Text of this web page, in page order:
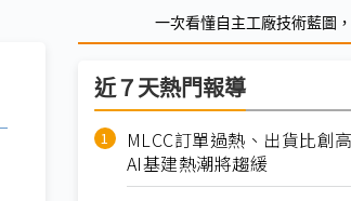
一次看懂自主工廠技術藍圖
近７天熱門報導
MLCC訂單過熱、出貨比
AI基建熱潮將趨緩